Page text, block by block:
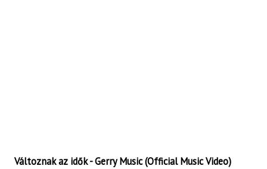
Változnak az idők - Gerry Music (Official Music Video)